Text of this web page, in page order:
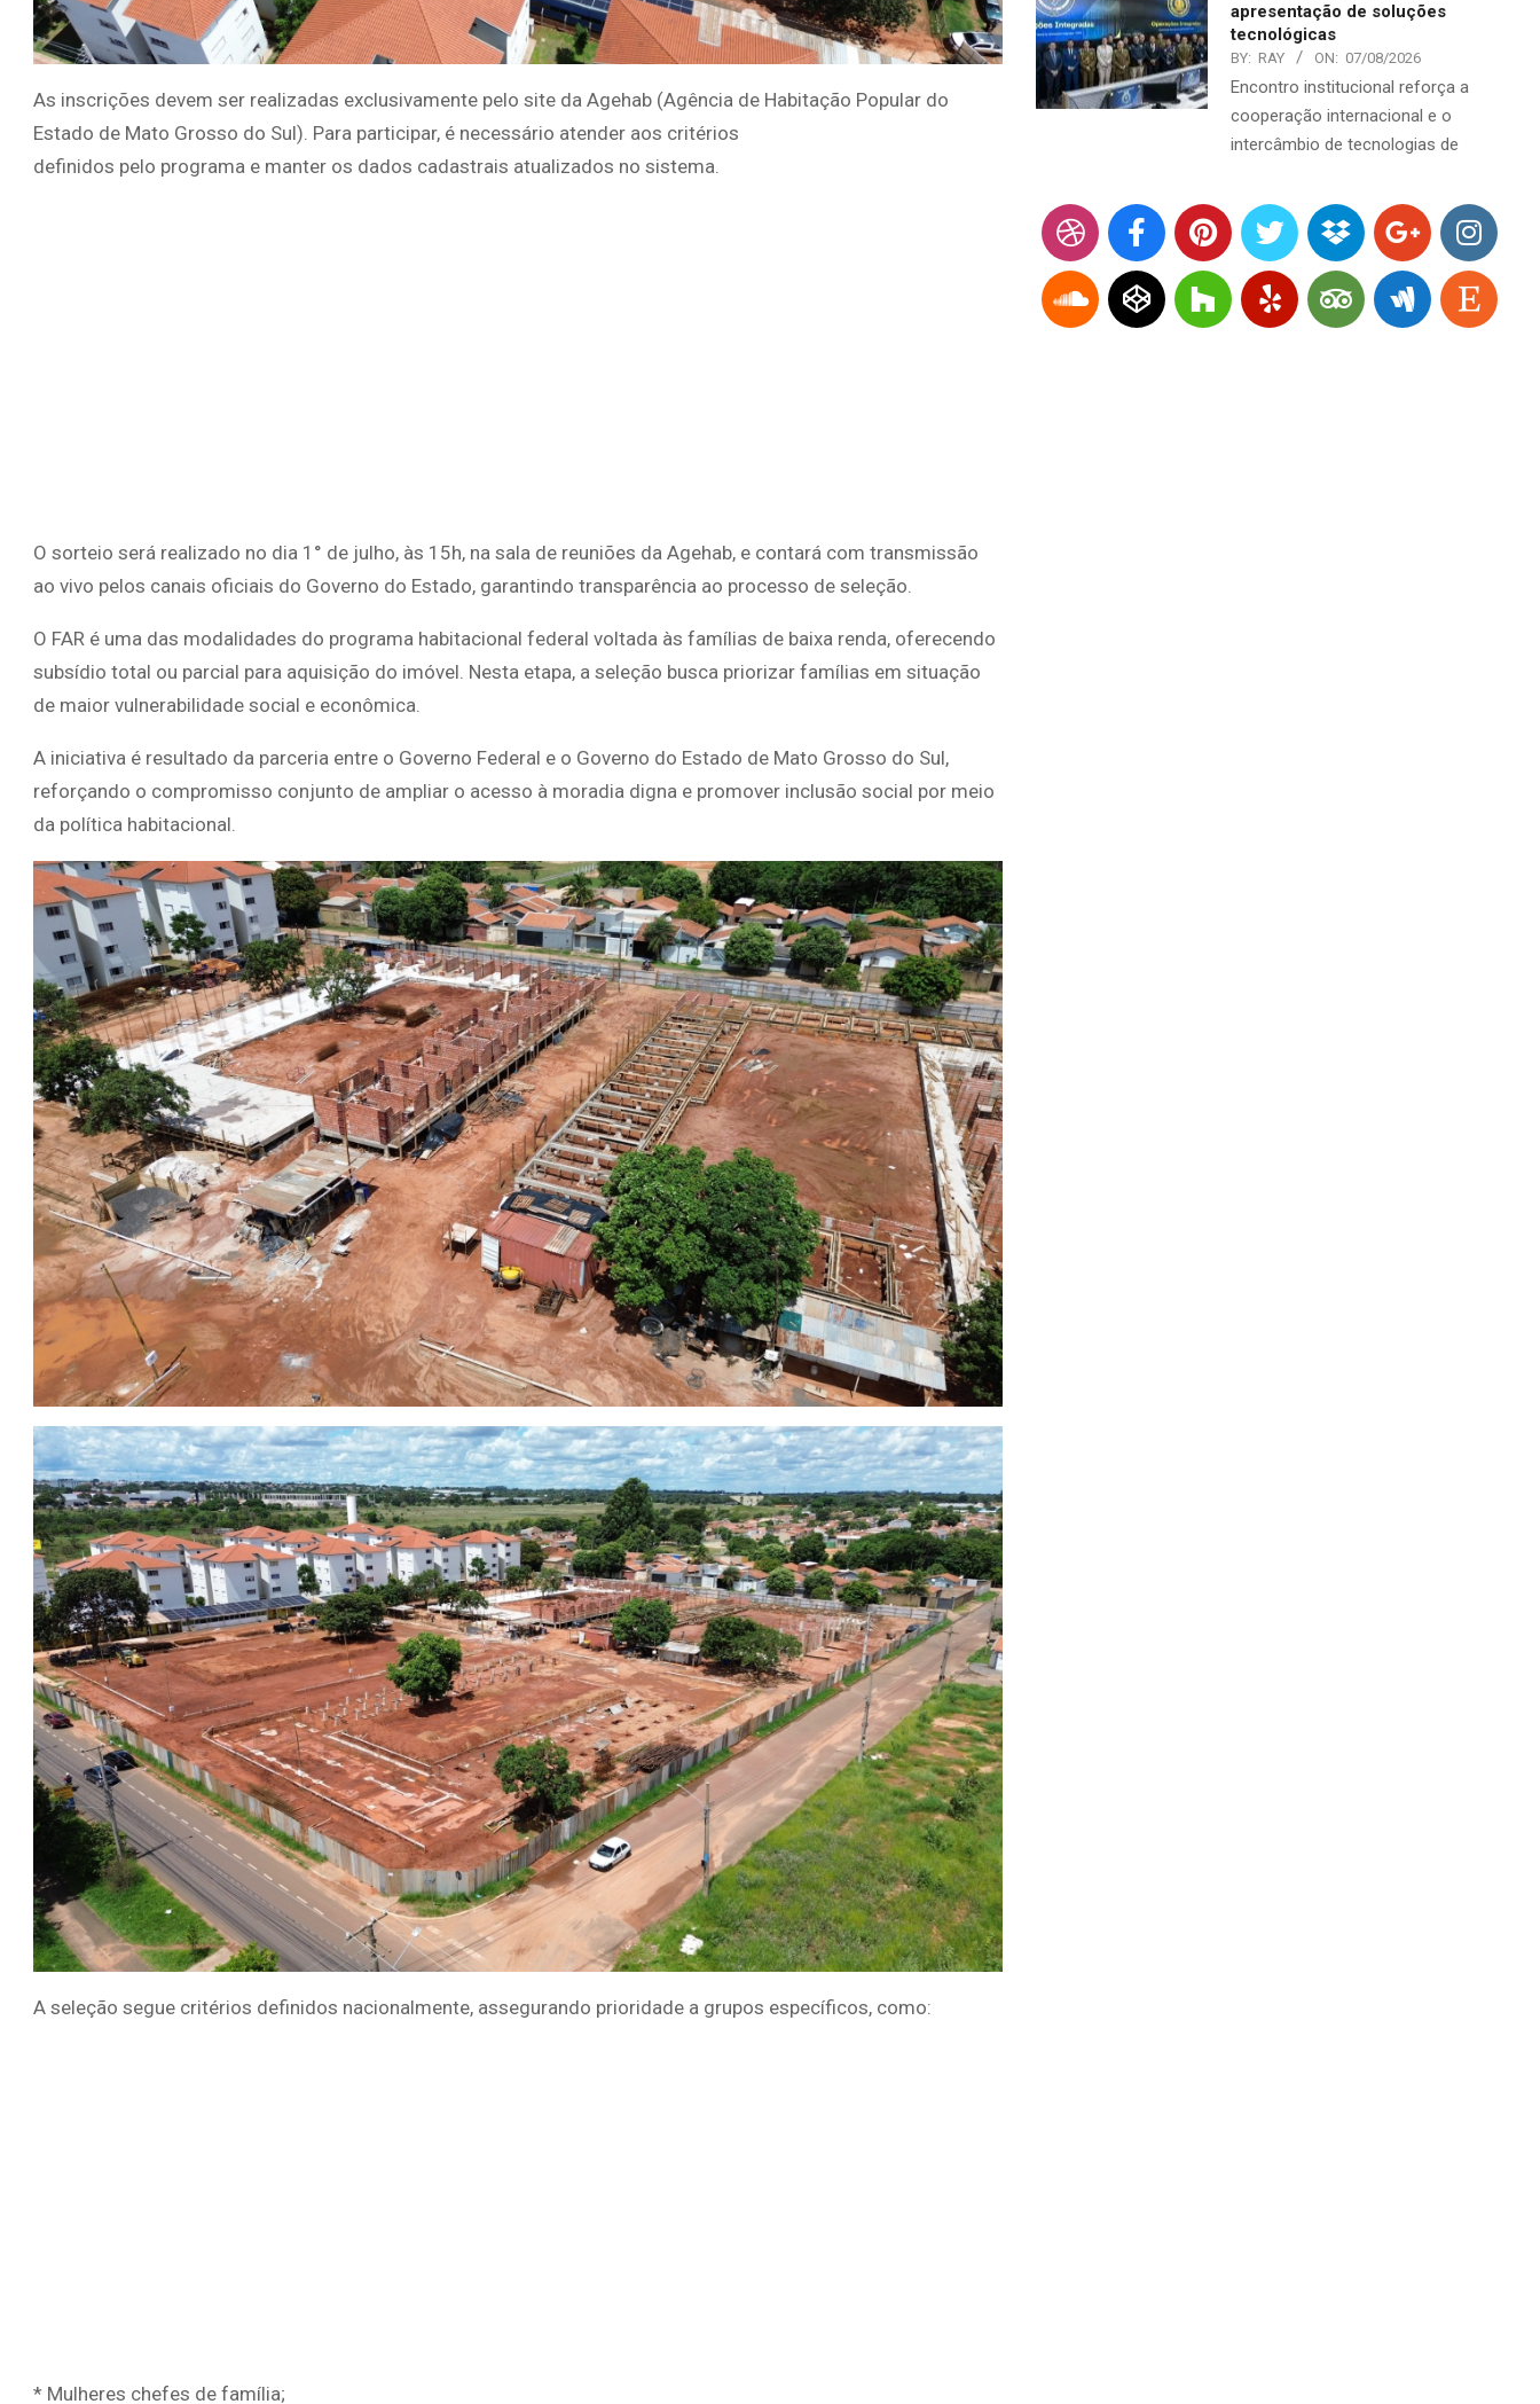
As inscrições devem ser realizadas exclusivamente pelo site da Agehab (Agência de Habitação Popular do
Estado de Mato Grosso do Sul). Para participar, é necessário atender aos critérios
definidos pelo programa e manter os dados cadastrais atualizados no sistema.
O sorteio será realizado no dia 1° de julho, às 15h, na sala de reuniões da Agehab, e contará com transmissão
ao vivo pelos canais oficiais do Governo do Estado, garantindo transparência ao processo de seleção.
O FAR é uma das modalidades do programa habitacional federal voltada às famílias de baixa renda, oferecendo
subsídio total ou parcial para aquisição do imóvel. Nesta etapa, a seleção busca priorizar famílias em situação
de maior vulnerabilidade social e econômica.
A iniciativa é resultado da parceria entre o Governo Federal e o Governo do Estado de Mato Grosso do Sul,
reforçando o compromisso conjunto de ampliar o acesso à moradia digna e promover inclusão social por meio
da política habitacional.
A seleção segue critérios definidos nacionalmente, assegurando prioridade a grupos específicos, como:
* Mulheres chefes de família;
apresentação de soluções
tecnológicas
BY: RAY ON: 07/08/2026
Encontro institucional reforça a
cooperação internacional e o
intercâmbio de tecnologias de